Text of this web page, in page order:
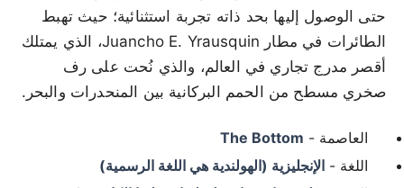
حتى الوصول إليها بحد ذاته تجربة استثنائية؛ حيث تهبط
الطائرات في مطار Juancho E. Yrausquin، الذي يمتلك
أقصر مدرج تجاري في العالم، والذي نُحت على رف
صخري مسطح من الحمم البركانية بين المنحدرات والبحر.
العاصمة - The Bottom
اللغة - الإنجليزية (الهولندية هي اللغة الرسمية)